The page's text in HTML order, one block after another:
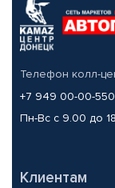
Телефон колл-
+7 949 00-00-550
Пн-Вс с 9.00 до
Клиентам